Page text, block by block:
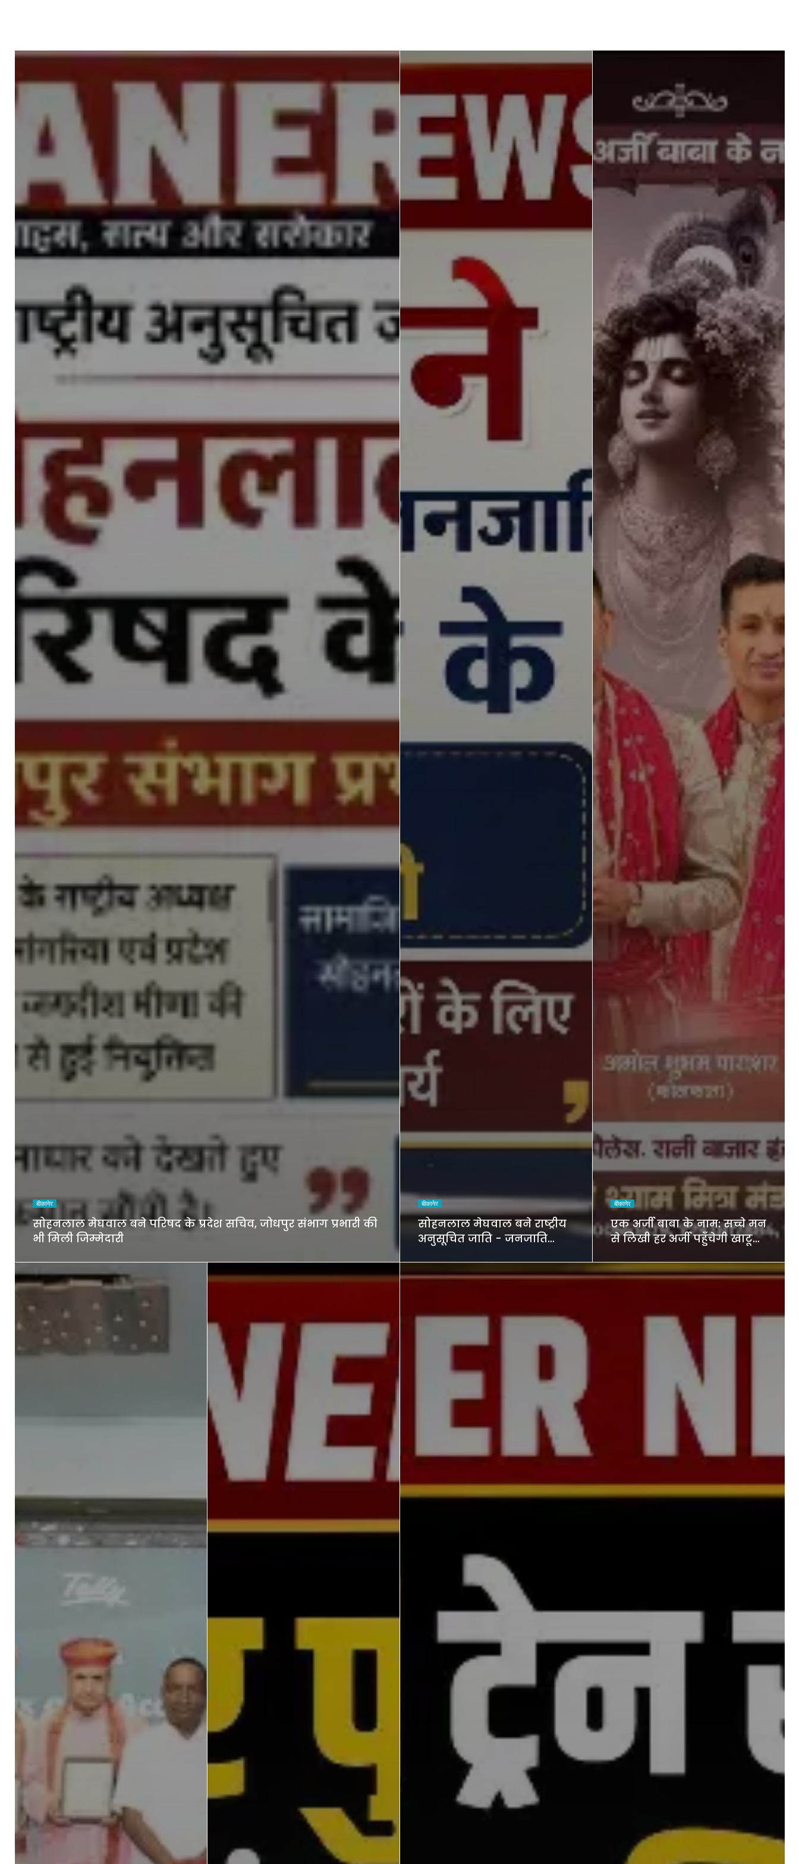
बीकानेर
सोहनलाल मेघवाल बने परिषद के प्रदेश सचिव, जोधपुर संभाग प्रभारी की
भी मिली जिम्मेदारी
बीकानेर
सोहनलाल मेघवाल बने राष्ट्रीय
अनुसूचित जाति - जनजाति
बीकानेर
एक अर्जी बाबा के नाम: सच्चे मन
से लिखी हर अर्जी पहुँचेगी खाटू
बीकानेर में होगा भव्य वार्षिक श्री
श्याम कीर्तन एवं श्री श्याम